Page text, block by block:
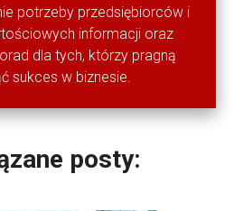
potrzeby przedsiębiorców i
informacji oraz
dla tych, którzy pragną
sukces w biznesie.
posty: